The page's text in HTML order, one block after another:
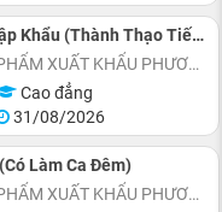
Nhân Viên Kinh Doanh – Xuất Nhập Khẩu (Thành Thạo Tiếng Trung)
CÔNG TY TNHH CHẾ BIẾN THỰC PHẨM XUẤT KHẨU PHƯƠNG ĐÔNG
Cao đẳng
31/08/2026
Làm Ca Đêm)
CÔNG TY TNHH CHẾ BIẾN THỰC PHẨM XUẤT KHẨU PHƯƠNG ĐÔNG